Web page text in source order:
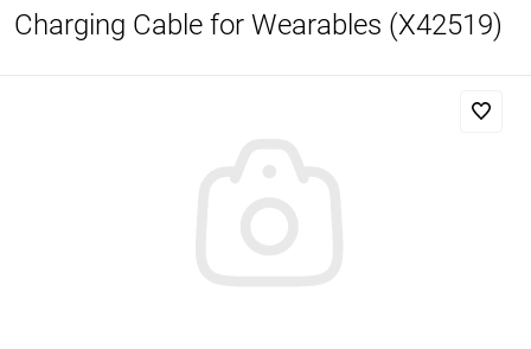
Charging Cable for Wearables (X42519)